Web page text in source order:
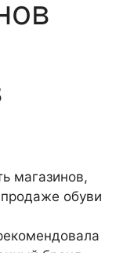
магазинов,
обуви